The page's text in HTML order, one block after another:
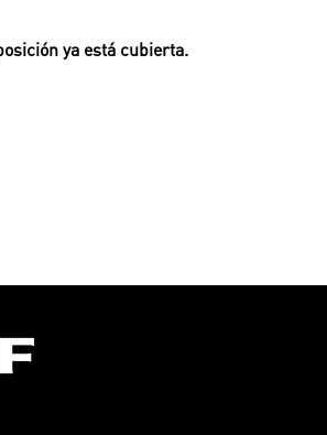
ya está cubierta.